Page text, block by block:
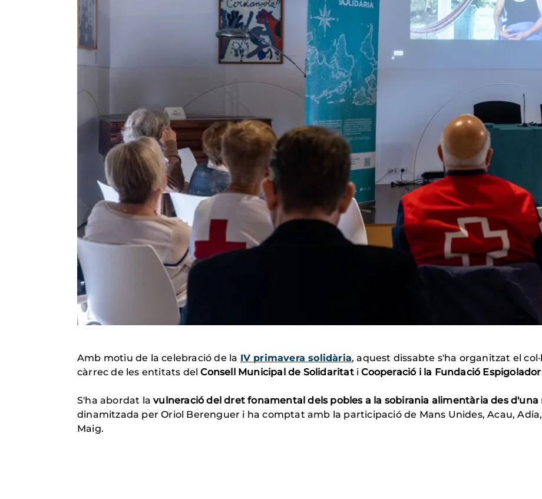
Amb motiu de la celebració de la IV primavera solidària, aquest dissabte s'ha organitzat el
càrrec de les entitats delConsell Municipal de SolidaritatiCooperació i la Fundació
S'ha abordat la vulneració del dret fonamental dels pobles a la sobirania alimentària des d'una
dinamitzada per Oriol Berenguer i ha comptat amb la participació de Mans Unides, Acau,
Maig.